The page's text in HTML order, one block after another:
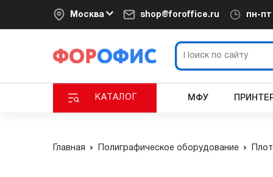
Москва shop@foroffice.ru пн-
КАТАЛОГ МФУ
Главная Полиграфическое оборудование